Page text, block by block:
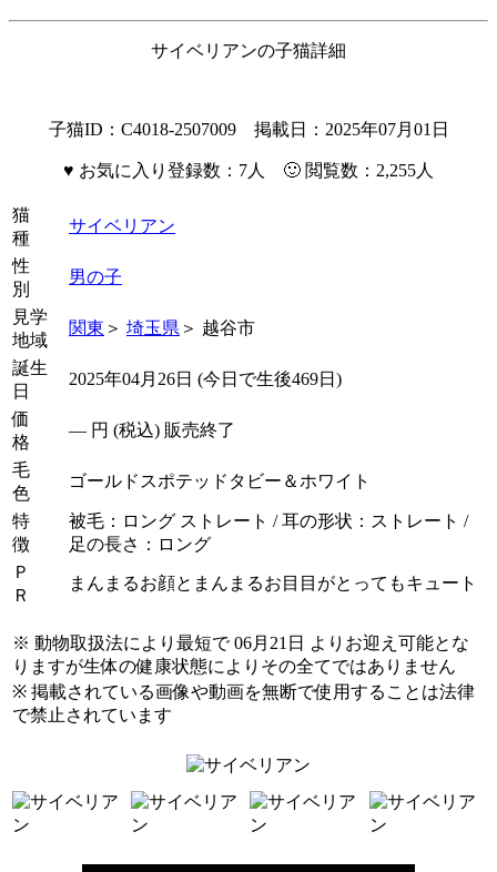
サイベリアンの子猫詳細
子猫ID：C4018-2507009 掲載日：2025年07月01日
♥ お気に入り登録数：7人 🙂 閲覧数：2,255人
猫
種
サイベリアン
性
別
男の子
見学
地域
関東 ＞ 埼玉県 ＞ 越谷市
誕生
日
2025年04月26日 (今日で生後469日)
価
格
― 円 (税込) 販売終了
毛
色
ゴールドスポテッドタビー＆ホワイト
特
徴
被毛：ロング ストレート / 耳の形状：ストレート /
足の長さ：ロング
Ｐ
Ｒ
まんまるお顔とまんまるお目目がとってもキュート
※ 動物取扱法により最短で 06月21日 よりお迎え可能とな
りますが生体の健康状態によりその全てではありません
※ 掲載されている画像や動画を無断で使用することは法律
で禁止されています